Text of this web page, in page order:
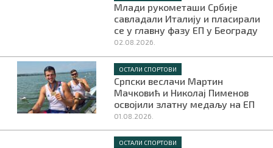
Млади рукометаши Србије
савладали Италију и пласирали
се у главну фазу ЕП у Београду
02.08.2026.
ОСТАЛИ СПОРТОВИ
Српски веслачи Мартин
Мачковић и Николај Пименов
освојили златну медаљу на ЕП
01.08.2026.
ОСТАЛИ СПОРТОВИ